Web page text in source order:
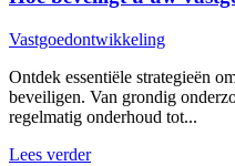
Vastgoedontwikkeling
Ontdek essentiële strategieën
beveiligen. Van grondig
regelmatig onderhoud tot...
Lees verder